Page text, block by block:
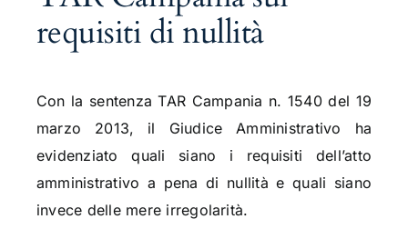
requisiti di nullità
Con la sentenza TAR Campania n. 1540 del 19
marzo 2013, il Giudice Amministrativo ha
evidenziato quali siano i requisiti dell’atto
amministrativo a pena di nullità e quali siano
invece delle mere irregolarità.